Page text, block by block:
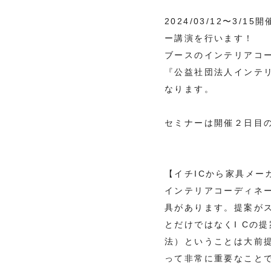
2024/03/12〜3/15開催
ー講演を行います！
ブースのインテリアコ
『公益社団法人イン
なります。
セミナーは開催２日目
【イチICから家具メ
インテリアコーディネ
具があります。提案が
とだけではなくI Cの
法）ということは大前
って非常に重要なこと